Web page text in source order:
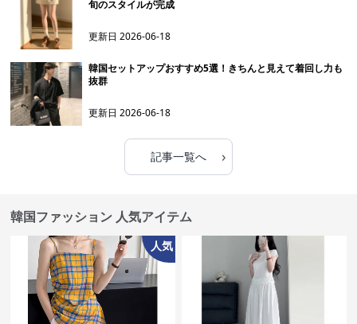
旬のスタイルが完成
更新日2026-06-18
韓国セットアップおすすめ5選！きちんと見えて着回し力も
抜群
更新日2026-06-18
記事一覧へ ›
韓国ファッション 人気アイテム
人気